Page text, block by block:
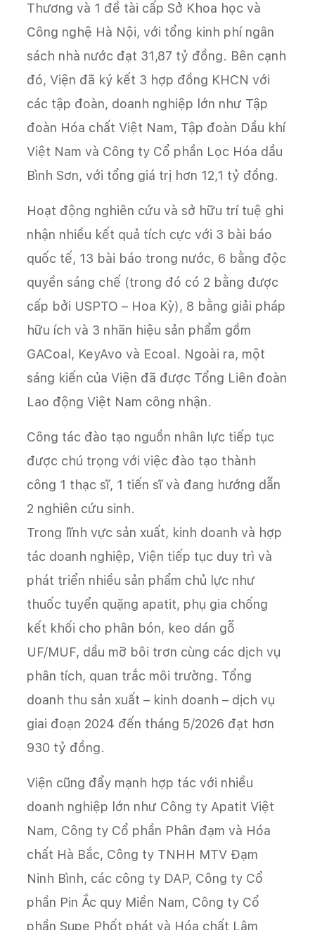
Thương và 1 đề tài cấp Sở Khoa học và
Công nghệ Hà Nội, với tổng kinh phí ngân
sách nhà nước đạt 31,87 tỷ đồng. Bên cạnh
đó, Viện đã ký kết 3 hợp đồng KHCN với
các tập đoàn, doanh nghiệp lớn như Tập
đoàn Hóa chất Việt Nam, Tập đoàn Dầu khí
Việt Nam và Công ty Cổ phần Lọc Hóa dầu
Bình Sơn, với tổng giá trị hơn 12,1 tỷ đồng.
Hoạt động nghiên cứu và sở hữu trí tuệ ghi
nhận nhiều kết quả tích cực với 3 bài báo
quốc tế, 13 bài báo trong nước, 6 bằng độc
quyền sáng chế (trong đó có 2 bằng được
cấp bởi USPTO – Hoa Kỳ), 8 bằng giải pháp
hữu ích và 3 nhãn hiệu sản phẩm gồm
GACoal, KeyAvo và Ecoal. Ngoài ra, một
sáng kiến của Viện đã được Tổng Liên đoàn
Lao động Việt Nam công nhận.
Công tác đào tạo nguồn nhân lực tiếp tục
được chú trọng với việc đào tạo thành
công 1 thạc sĩ, 1 tiến sĩ và đang hướng dẫn
2 nghiên cứu sinh.
Trong lĩnh vực sản xuất, kinh doanh và hợp
tác doanh nghiệp, Viện tiếp tục duy trì và
phát triển nhiều sản phẩm chủ lực như
thuốc tuyển quặng apatit, phụ gia chống
kết khối cho phân bón, keo dán gỗ
UF/MUF, dầu mỡ bôi trơn cùng các dịch vụ
phân tích, quan trắc môi trường. Tổng
doanh thu sản xuất – kinh doanh – dịch vụ
giai đoạn 2024 đến tháng 5/2026 đạt hơn
930 tỷ đồng.
Viện cũng đẩy mạnh hợp tác với nhiều
doanh nghiệp lớn như Công ty Apatit Việt
Nam, Công ty Cổ phần Phân đạm và Hóa
chất Hà Bắc, Công ty TNHH MTV Đạm
Ninh Bình, các công ty DAP, Công ty Cổ
phần Pin Ắc quy Miền Nam, Công ty Cổ
phần Supe Phốt phát và Hóa chất Lâm